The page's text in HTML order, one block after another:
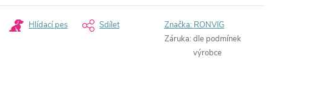
Hlídací pes Sdílet Značka: RONVIG
Záruka: dle podmínek
výrobce